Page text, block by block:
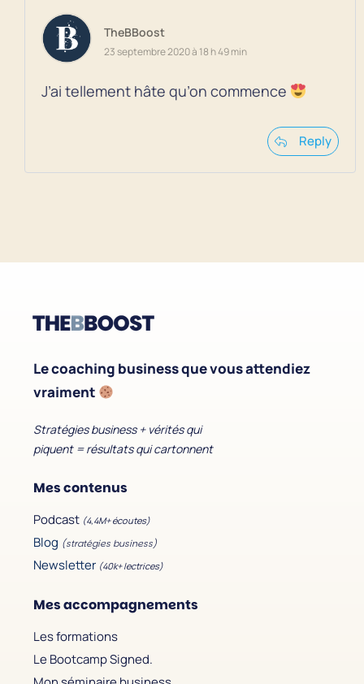
TheBBoost
23 septembre 2020 à 18 h 49 min
J’ai tellement hâte qu’on commence
Reply
Le coaching business que vous attendiez
vraiment
Stratégies business + vérités qui
piquent = résultats qui cartonnent
Mes contenus
Podcast (4,4M+ écoutes)
Blog (stratégies business)
Newsletter (40k+ lectrices)
Mes accompagnements
Les formations
Le Bootcamp Signed.